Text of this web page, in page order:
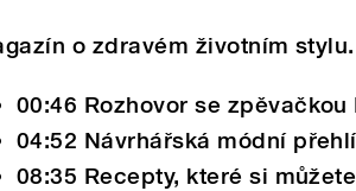
o zdravém životním
00:46 Rozhovor se
04:52 Návrhářská módní
08:35 Recepty, které si